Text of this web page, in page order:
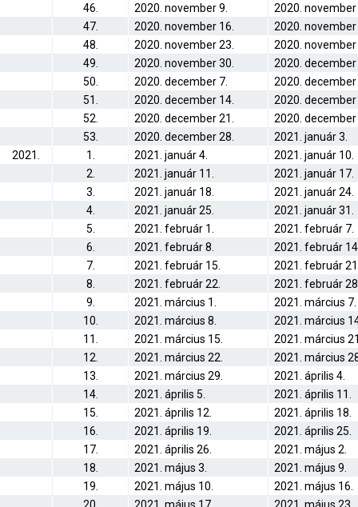
46. 2020. november 9.
2020. november
47.
2020. november 16.
2020. november
48.
2020. november 23.
2020. november
49.
2020. november 30.
2020. december
50.
2020. december 7.
2020. december
51.
2020. december 14.
2020. december
52.
2020. december 21.
2020. december
53.
2020. december 28.
2021. január 3.
2021.
1. 2021. január 4.
2021. január 10.
2.
2021. január 11.
2021. január 17.
3.
2021. január 18.
2021. január 24.
4.
2021. január 25.
2021. január 31.
5.
2021. február 1.
2021. február 7.
6.
2021. február 8.
2021. február
7.
2021. február 15.
2021. február
8.
2021. február 22.
2021. február
9.
2021. március 1.
2021. március 7.
10.
2021. március 8.
2021. március
11.
2021. március 15.
2021. március
12.
2021. március 22.
2021. március
13.
2021. március 29.
2021. április 4.
14.
2021. április 5.
2021. április 11.
15.
2021. április 12.
2021. április 18.
16.
2021. április 19.
2021. április 25.
17.
2021. április 26.
2021. május 2.
18.
2021. május 3.
2021. május 9.
19.
2021. május 10.
2021. május 16.